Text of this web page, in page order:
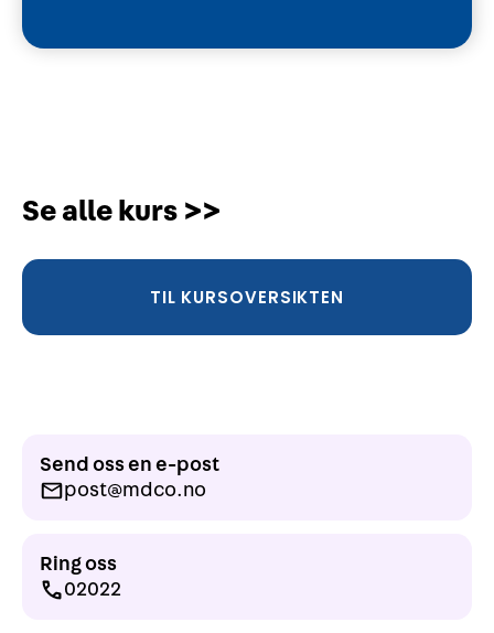
Se alle kurs >>
TIL KURSOVERSIKTEN
Send oss en e-post
post@mdco.no
Ring oss
02022